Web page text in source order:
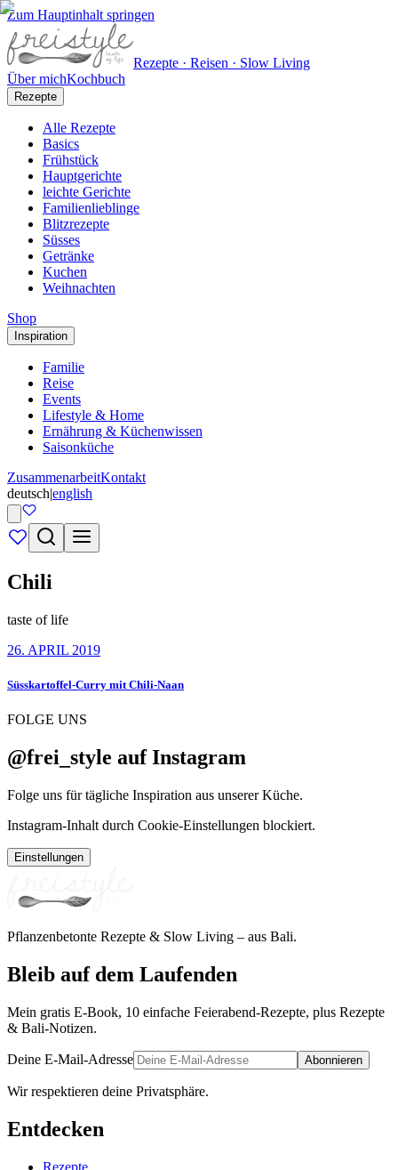
Zum Hauptinhalt springen
Rezepte · Reisen · Slow Living
Über michKochbuch
Rezepte
Alle Rezepte
Basics
Frühstück
Hauptgerichte
leichte Gerichte
Familienlieblinge
Blitzrezepte
Süsses
Getränke
Kuchen
Weihnachten
Shop
Inspiration
Familie
Reise
Events
Lifestyle & Home
Ernährung & Küchenwissen
Saisonküche
ZusammenarbeitKontakt
deutsch|english
Chili
taste of life
26. APRIL 2019
Süsskartoffel-Curry mit Chili-Naan
FOLGE UNS
@frei_style auf Instagram
Folge uns für tägliche Inspiration aus unserer Küche.
Instagram-Inhalt durch Cookie-Einstellungen blockiert.
Einstellungen
Pflanzenbetonte Rezepte & Slow Living – aus Bali.
Bleib auf dem Laufenden
Mein gratis E-Book, 10 einfache Feierabend-Rezepte, plus Rezepte
& Bali-Notizen.
Deine E-Mail-Adresse Abonnieren
Wir respektieren deine Privatsphäre.
Entdecken
Rezepte